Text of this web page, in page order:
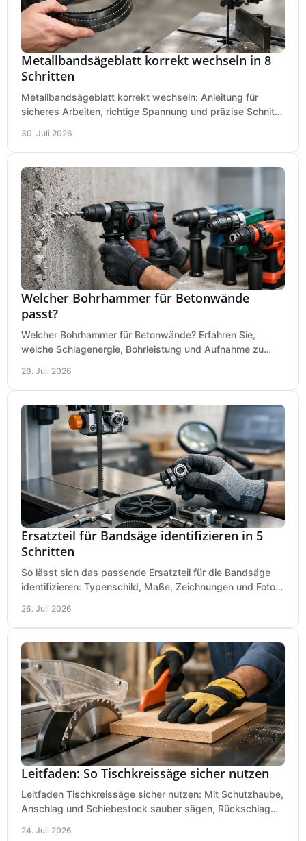
Metallbandsägeblatt korrekt wechseln in 8
Schritten
Metallbandsägeblatt korrekt wechseln: Anleitung für
sicheres Arbeiten, richtige Spannung und präzise Schnitte
30. Juli 2026
Welcher Bohrhammer für Betonwände
passt?
Welcher Bohrhammer für Betonwände? Erfahren Sie,
welche Schlagenergie, Bohrleistung und Aufnahme zu
28. Juli 2026
Ersatzteil für Bandsäge identifizieren in 5
Schritten
So lässt sich das passende Ersatzteil für die Bandsäge
identifizieren: Typenschild, Maße, Zeichnungen und Fotos
26. Juli 2026
Leitfaden: So Tischkreissäge sicher nutzen
Leitfaden Tischkreissäge sicher nutzen: Mit Schutzhaube,
Anschlag und Schiebestock sauber sägen, Rückschlag
24. Juli 2026